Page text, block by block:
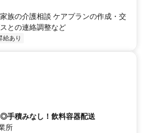
族の介護相談 ケアプランの作成・交
との連絡調整など
給あり
手積みなし！飲料容器配送
所